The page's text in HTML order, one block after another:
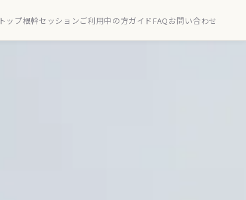
トップ根幹セッションご利用中の方ガイド FAQお問い合わせ